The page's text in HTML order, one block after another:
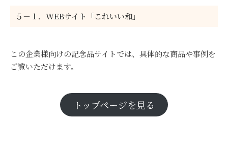
５－１．WEBサイト「これいい和」
この企業様向けの記念品サイトでは、具体的な商品や事例を
ご覧いただけます。
トップページを見る